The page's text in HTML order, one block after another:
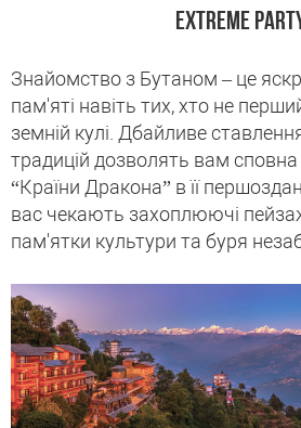
EXTREME
Знайомство з Бутаном – це
пам'яті навіть тих, хто не
земній кулі. Дбайливе
традицій дозволять вам
“Країни Дракона” в її
вас чекають захоплюючі
пам'ятки культури та буря